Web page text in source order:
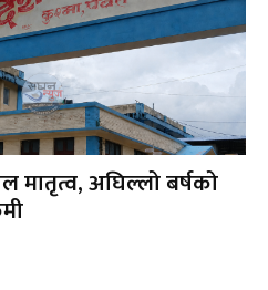
मातृत्व, अघिल्लो बर्षको